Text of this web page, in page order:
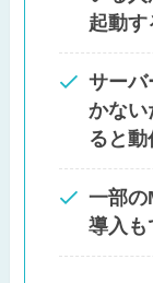
起動す
サーバ
かない
ると
一部の
導入も